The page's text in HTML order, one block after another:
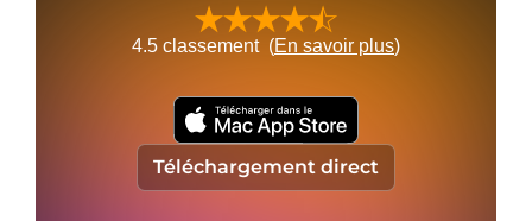
4.5 classement (En savoir plus)
Téléchargement direct